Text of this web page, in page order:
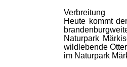
Verbreitung
Heute kommt
Naturpark
wildlebende
im Naturpark